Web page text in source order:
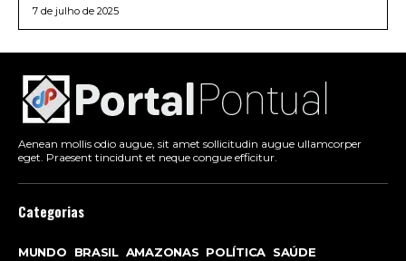
7 de julho de 2025
Aenean mollis odio augue, sit amet sollicitudin augue ullamcorper
eget. Praesent tincidunt et neque congue efficitur.
Categorias
MUNDO BRASIL AMAZONAS POLÍTICA SAÚDE